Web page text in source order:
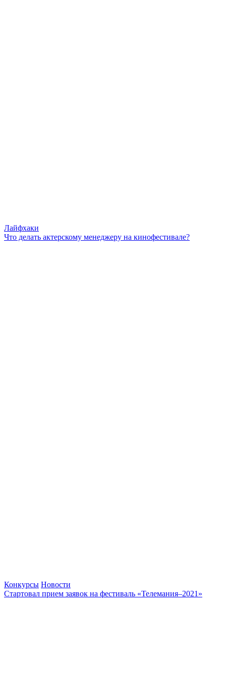
Лайфхаки
Что делать актерскому менеджеру на кинофестивале?
Конкурсы Новости
Стартовал прием заявок на фестиваль «Телемания–2021»